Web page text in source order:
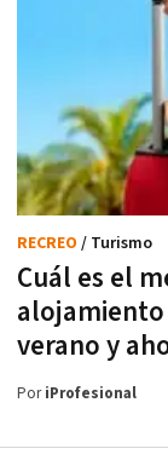
Cuál es el
alojamiento
verano y
RECREO / Turismo
PoriProfesional